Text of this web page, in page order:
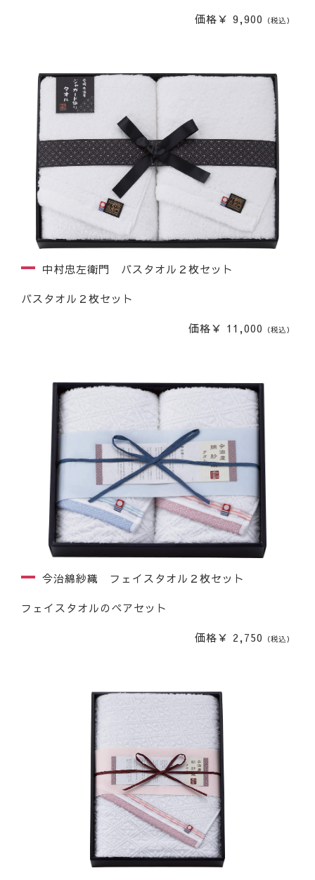
価格￥ 9,900 （税込）
中村忠左衛門 バスタオル２枚セット
バスタオル２枚セット
価格￥ 11,000 （税込）
今治綿紗織 フェイスタオル２枚セット
フェイスタオルのペアセット
価格￥ 2,750 （税込）